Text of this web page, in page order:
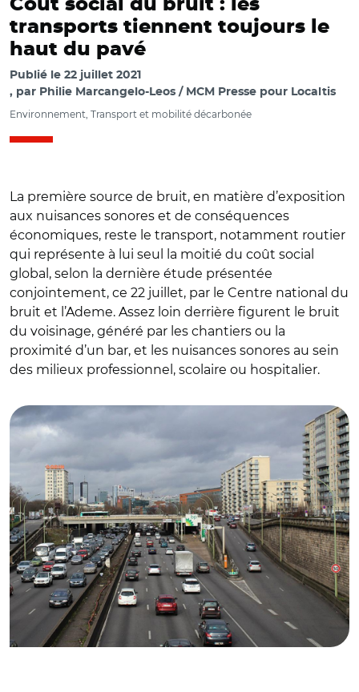
Coût social du bruit : les
transports tiennent toujours le
haut du pavé
Publié le 22 juillet 2021
par Philie Marcangelo-Leos / MCM Presse pour Localtis
Environnement, Transport et mobilité décarbonée
La première source de bruit, en matière d’exposition
aux nuisances sonores et de conséquences
économiques, reste le transport, notamment routier
qui représente à lui seul la moitié du coût social
global, selon la dernière étude présentée
conjointement, ce 22 juillet, par le Centre national du
bruit et l’Ademe. Assez loin derrière figurent le bruit
du voisinage, généré par les chantiers ou la
proximité d’un bar, et les nuisances sonores au sein
des milieux professionnel, scolaire ou hospitalier.